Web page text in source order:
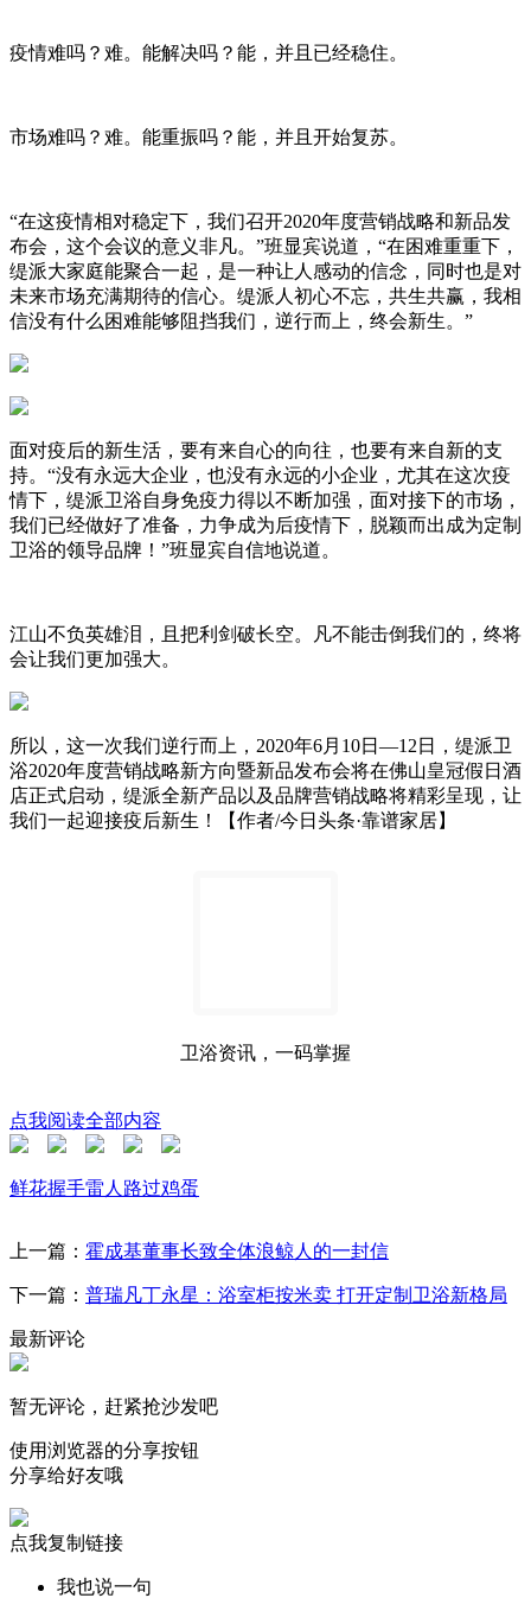
疫情难吗？难。能解决吗？能，并且已经稳住。
市场难吗？难。能重振吗？能，并且开始复苏。
“在这疫情相对稳定下，我们召开2020年度营销战略和新品发
布会，这个会议的意义非凡。”班显宾说道，“在困难重重下，
缇派大家庭能聚合一起，是一种让人感动的信念，同时也是对
未来市场充满期待的信心。缇派人初心不忘，共生共赢，我相
信没有什么困难能够阻挡我们，逆行而上，终会新生。”
面对疫后的新生活，要有来自心的向往，也要有来自新的支
持。“没有永远大企业，也没有永远的小企业，尤其在这次疫
情下，缇派卫浴自身免疫力得以不断加强，面对接下的市场，
我们已经做好了准备，力争成为后疫情下，脱颖而出成为定制
卫浴的领导品牌！”班显宾自信地说道。
江山不负英雄泪，且把利剑破长空。凡不能击倒我们的，终将
会让我们更加强大。
所以，这一次我们逆行而上，2020年6月10日—12日，缇派卫
浴2020年度营销战略新方向暨新品发布会将在佛山皇冠假日酒
店正式启动，缇派全新产品以及品牌营销战略将精彩呈现，让
我们一起迎接疫后新生！【作者/今日头条·靠谱家居】
卫浴资讯，一码掌握
点我阅读全部内容
鲜花握手雷人 路过鸡蛋
上一篇： 霍成基董事长致全体浪鲸人的一封信
下一篇： 普瑞凡丁永星：浴室柜按米卖 打开定制卫浴新格局
最新评论
暂无评论，赶紧抢沙发吧
使用浏览器的分享按钮
分享给好友哦
点我复制链接
我也说一句